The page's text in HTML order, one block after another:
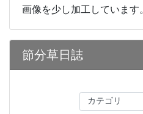
画像を少し加工しています
節分草日誌